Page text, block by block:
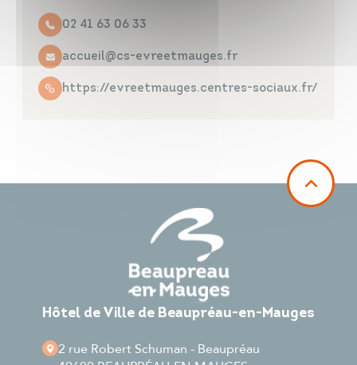
02 41 63 06 33
accueil@cs-evreetmauges.fr
https://evreetmauges.centres-sociaux.fr/
Hôtel de Ville de Beaupréau-en-Mauges
2 rue Robert Schuman - Beaupréau